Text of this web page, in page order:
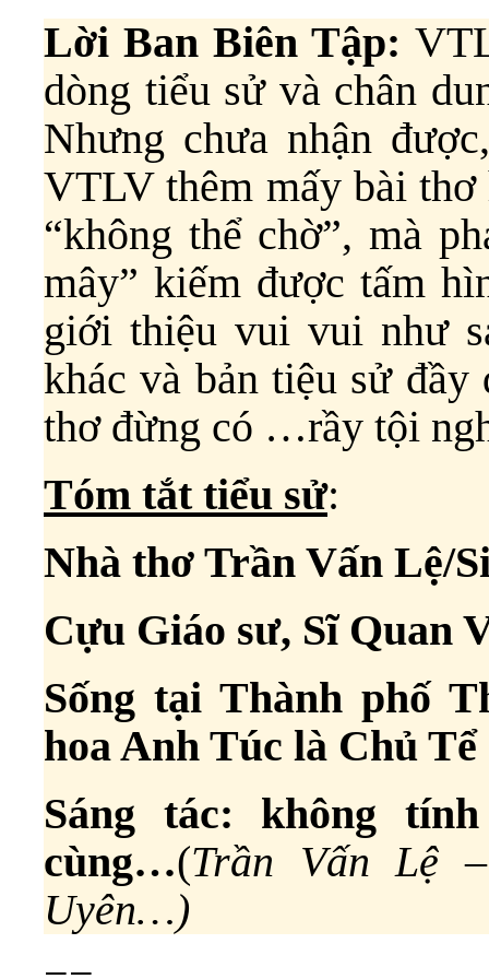
Lời Ban Biên Tập:
dòng tiểu sử và chân
Nhưng chưa nhận
VTLV thêm mấy bài
“không thể chờ”, mà
mây” kiếm được tấm
giới thiệu vui vui như
khác và bản tiệu sử
thơ đừng có …rầy tội
Tóm tắt tiểu sử:
Nhà thơ Trần Vấn Lệ/
Cựu Giáo sư, Sĩ Quan
Sống tại Thành phố
hoa Anh Túc là Chủ Tể
Sáng tác: không
cùng…(Trần Vấn Lệ
Uyên…)